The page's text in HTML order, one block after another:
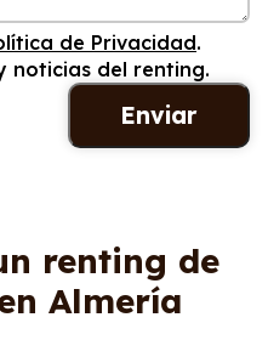
de Privacidad.
noticias del renting.
renting de
Almería